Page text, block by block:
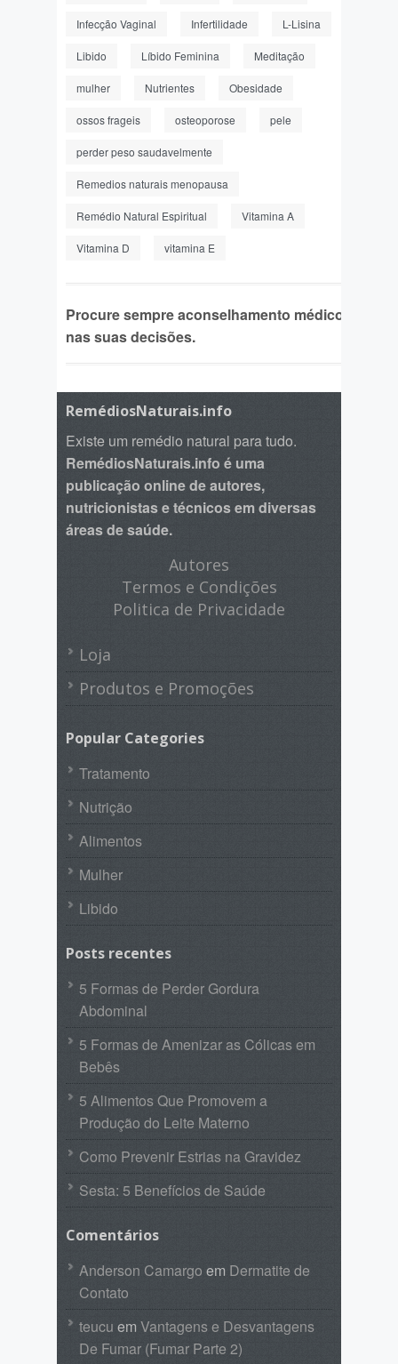
Infecção Vaginal Infertilidade L-Lisina
Libido Líbido Feminina Meditação
mulher Nutrientes Obesidade
ossos frageis osteoporose pele
perder peso saudavelmente
Remedios naturais menopausa
Remédio Natural Espiritual Vitamina A
Vitamina D vitamina E
Procure sempre aconselhamento médico
nas suas decisões.
RemédiosNaturais.info
Existe um remédio natural para tudo.
RemédiosNaturais.info é uma
publicação online de autores,
nutricionistas e técnicos em diversas
áreas de saúde.
Autores
Termos e Condições
Politica de Privacidade
Loja
Produtos e Promoções
Popular Categories
Tratamento
Nutrição
Alimentos
Mulher
Libido
Posts recentes
5 Formas de Perder Gordura
Abdominal
5 Formas de Amenizar as Cólicas em
Bebês
5 Alimentos Que Promovem a
Produção do Leite Materno
Como Prevenir Estrias na Gravidez
Sesta: 5 Benefícios de Saúde
Comentários
Anderson Camargo em Dermatite de
Contato
teucu em Vantagens e Desvantagens
De Fumar (Fumar Parte 2)